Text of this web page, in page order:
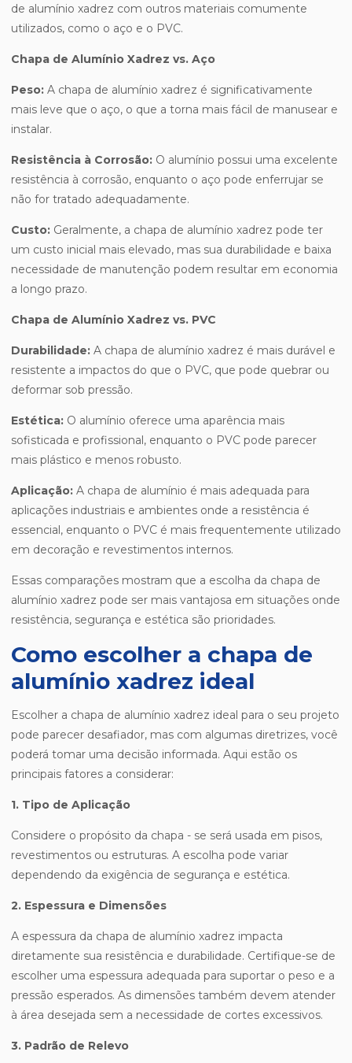
de alumínio xadrez com outros materiais comumente
utilizados, como o aço e o PVC.
Chapa de Alumínio Xadrez vs. Aço
Peso: A chapa de alumínio xadrez é significativamente
mais leve que o aço, o que a torna mais fácil de manusear e
instalar.
Resistência à Corrosão: O alumínio possui uma excelente
resistência à corrosão, enquanto o aço pode enferrujar se
não for tratado adequadamente.
Custo: Geralmente, a chapa de alumínio xadrez pode ter
um custo inicial mais elevado, mas sua durabilidade e baixa
necessidade de manutenção podem resultar em economia
a longo prazo.
Chapa de Alumínio Xadrez vs. PVC
Durabilidade: A chapa de alumínio xadrez é mais durável e
resistente a impactos do que o PVC, que pode quebrar ou
deformar sob pressão.
Estética: O alumínio oferece uma aparência mais
sofisticada e profissional, enquanto o PVC pode parecer
mais plástico e menos robusto.
Aplicação: A chapa de alumínio é mais adequada para
aplicações industriais e ambientes onde a resistência é
essencial, enquanto o PVC é mais frequentemente utilizado
em decoração e revestimentos internos.
Essas comparações mostram que a escolha da chapa de
alumínio xadrez pode ser mais vantajosa em situações onde
resistência, segurança e estética são prioridades.
Como escolher a chapa de
alumínio xadrez ideal
Escolher a chapa de alumínio xadrez ideal para o seu projeto
pode parecer desafiador, mas com algumas diretrizes, você
poderá tomar uma decisão informada. Aqui estão os
principais fatores a considerar:
1. Tipo de Aplicação
Considere o propósito da chapa - se será usada em pisos,
revestimentos ou estruturas. A escolha pode variar
dependendo da exigência de segurança e estética.
2. Espessura e Dimensões
A espessura da chapa de alumínio xadrez impacta
diretamente sua resistência e durabilidade. Certifique-se de
escolher uma espessura adequada para suportar o peso e a
pressão esperados. As dimensões também devem atender
à área desejada sem a necessidade de cortes excessivos.
3. Padrão de Relevo